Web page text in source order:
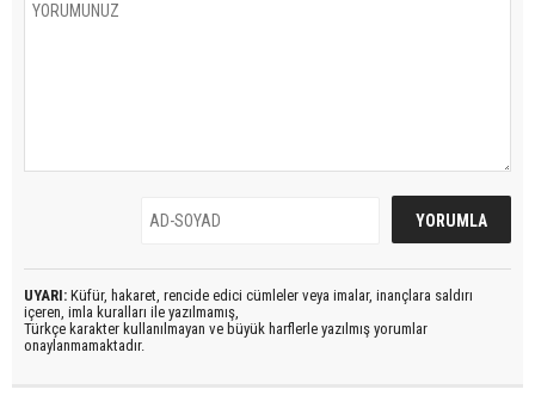
UYARI: Küfür, hakaret, rencide edici cümleler veya imalar, inançlara saldırı
içeren, imla kuralları ile yazılmamış,
Türkçe karakter kullanılmayan ve büyük harflerle yazılmış yorumlar
onaylanmamaktadır.